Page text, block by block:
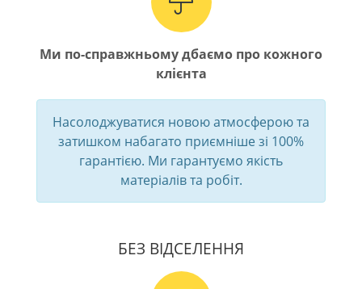
Ми по-справжньому дбаємо про кожного
клієнта
Насолоджуватися новою атмосферою та
затишком набагато приємніше зі 100%
гарантією. Ми гарантуємо якість
матеріалів та робіт.
БЕЗ ВІДСЕЛЕННЯ